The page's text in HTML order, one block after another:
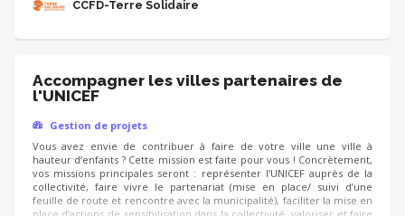
CCFD-Terre Solidaire
Accompagner les villes partenaires de
l'UNICEF
Gestion de projets
Vous avez envie de contribuer à faire de votre ville une ville à
hauteur d’enfants ? Cette mission est faite pour vous ! Concrètement,
vos missions principales seront : représenter l’UNICEF auprès de la
collectivité, faire vivre le partenariat (mise en place/ suivi d’une
feuille de route et rencontre avec la municipalité), faciliter la mise en